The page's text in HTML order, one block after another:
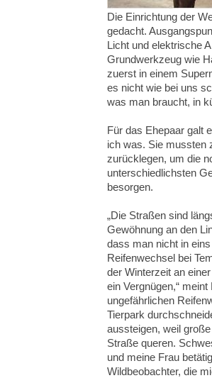
Die Einrichtung der
gedacht.
Licht und elektrische
Grundwerkzeug wie
zuerst in einem
es nicht wie bei uns
was man braucht, in
Für das Ehepaar galt
ich was. Sie mussten
zurücklegen, um die
unterschiedlichsten
besorgen.
„Die Straßen sind
Gewöhnung an den
dass man nicht in
Reifenwechsel bei
der Winterzeit an
ein Vergnügen,“
ungefährlichen
Tierpark
aussteigen, weil
Straße queren.
und meine Frau
Wildbeobachter, die